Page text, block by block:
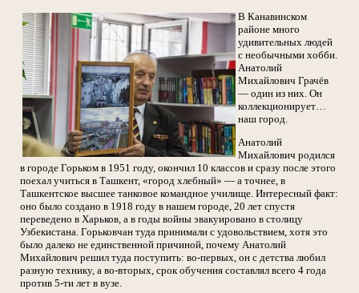
В Канавинском
районе много
удивительных людей
с необычными хобби.
Анатолий
Михайлович Грачёв
— один из них. Он
коллекционирует…
наш город.
Анатолий
Михайлович родился
в городе Горьком в 1951 году, окончил 10 классов и сразу после этого
поехал учиться в Ташкент, «город хлебный» — а точнее, в
Ташкентское высшее танковое командное училище. Интересный факт:
оно было создано в 1918 году в нашем городе, 20 лет спустя
переведено в Харьков, а в годы войны эвакуировано в столицу
Узбекистана. Горьковчан туда принимали с удовольствием, хотя это
было далеко не единственной причиной, почему Анатолий
Михайлович решил туда поступить: во-первых, он с детства любил
разную технику, а во-вторых, срок обучения составлял всего 4 года
против 5-ти лет в вузе.